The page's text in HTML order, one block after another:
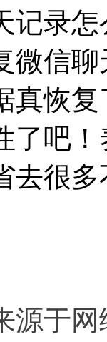
记录
微信
真恢
了吧
去很
源于